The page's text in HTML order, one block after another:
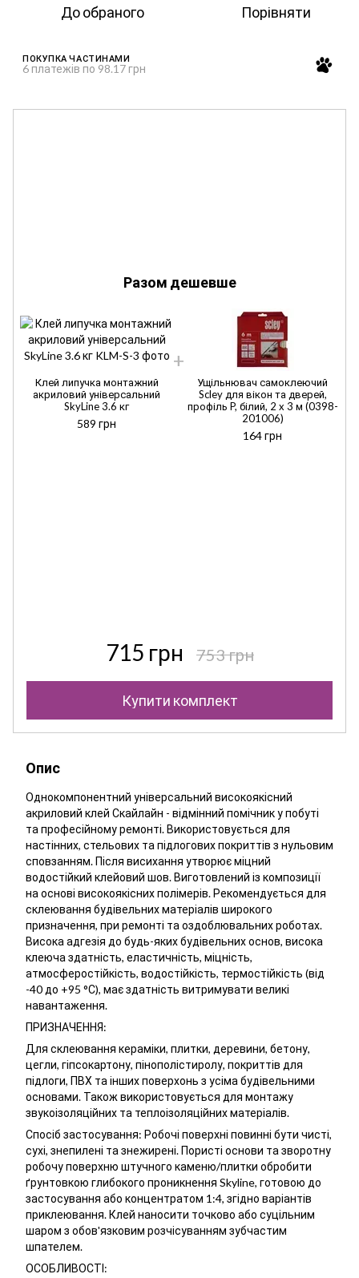
До обраного Порівняти
ПОКУПКА ЧАСТИНАМИ
6 платежів по 98.17 грн
Разом дешевше
Клей липучка монтажний
акриловий універсальний
SkyLine 3.6 кг
589 грн
Ущільнювач самоклеючий
Scley для вікон та дверей,
профіль P, білий, 2 x 3 м (0398-
201006)
164 грн
715 грн 753 грн
Купити комплект
Опис
Однокомпонентний універсальний високоякісний
акриловий клей Скайлайн - відмінний помічник у побуті
та професійному ремонті. Використовується для
настінних, стельових та підлогових покриттів з нульовим
сповзанням. Після висихання утворює міцний
водостійкий клейовий шов. Виготовлений із композиції
на основі високоякісних полімерів. Рекомендується для
склеювання будівельних матеріалів широкого
призначення, при ремонті та оздоблювальних роботах.
Висока адгезія до будь-яких будівельних основ, висока
клеюча здатність, еластичність, міцність,
атмосферостійкість, водостійкість, термостійкість (від
-40 до +95 °С), має здатність витримувати великі
навантаження.
ПРИЗНАЧЕННЯ:
Для склеювання кераміки, плитки, деревини, бетону,
цегли, гіпсокартону, пінополістиролу, покриттів для
підлоги, ПВХ та інших поверхонь з усіма будівельними
основами. Також використовується для монтажу
звукоізоляційних та теплоізоляційних матеріалів.
Спосіб застосування: Робочі поверхні повинні бути чисті,
сухі, знепилені та знежирені. Пористі основи та зворотну
робочу поверхню штучного каменю/плитки обробити
ґрунтовкою глибокого проникнення Skyline, готовою до
застосування або концентратом 1:4, згідно варіантів
приклеювання. Клей наносити точково або суцільним
шаром з обов'язковим розчісуванням зубчастим
шпателем.
ОСОБЛИВОСТІ: